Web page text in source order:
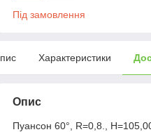
Під замовлення
Характеристики
Опис
Пуансон 60°, R=0,8.,